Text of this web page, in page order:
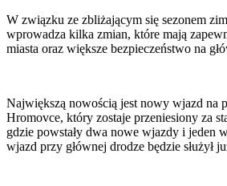
W związku ze zbliżającym się sezonem
wprowadza kilka zmian, które mają
miasta oraz większe bezpieczeństwo na
Największą nowością jest nowy wjazd na
Hromovce, który zostaje przeniesiony za
gdzie powstały dwa nowe wjazdy i jeden
wjazd przy głównej drodze będzie służył